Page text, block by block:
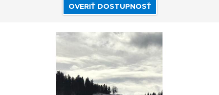
OVERIŤ DOSTUPNOSŤ